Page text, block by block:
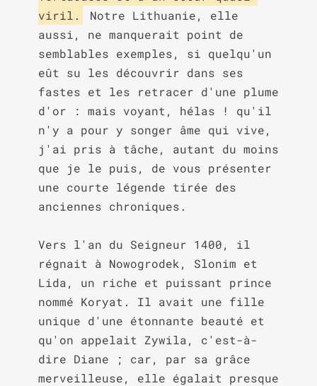
viril.
Notre Lithuanie, elle
aussi, ne manquerait point de
semblables exemples, si quelqu'un
eût su les découvrir dans ses
fastes et les retracer d'une plume
d'or : mais voyant, hélas ! qu'il
n'y a pour y songer âme qui vive,
j'ai pris à tâche, autant du moins
que je le puis, de vous présenter
une courte légende tirée des
anciennes chroniques.
Vers l'an du Seigneur 1400, il
régnait à Nowogrodek, Slonim et
Lida, un riche et puissant prince
nommé Koryat. Il avait une fille
unique d'une étonnante beauté et
qu'on appelait Zywila, c'est-à-
dire Diane ; car, par sa grâce
merveilleuse, elle égalait presque